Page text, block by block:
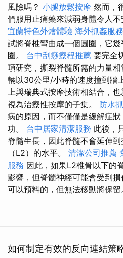
風險嗎？ 小腿放鬆按摩 然而，
們服用止痛藥來減弱身體令人
宜蘭特色外燴體驗 海外抓姦服
試將脊椎彎曲成一個圓圈，它
圈。 台中刮痧療程推薦 要完全
項研究，撕裂脊髓所需的力量
輛以30公里/小時的速度撞到牆
上與瑞典式按摩技術相結合，
視為治療性按摩的子集。 防水
病的原因，而不僅僅是緩解症
功。 台中居家清潔服務 此後，
脊髓生長，因此脊髓不會延伸
（L2）的水平。 清潔公司推薦
服務 因此，如果L2椎骨以下的
影響，但脊髓神經可能會受到
可以預料的，但無法移動將保留
如何制定有效的反向連結策